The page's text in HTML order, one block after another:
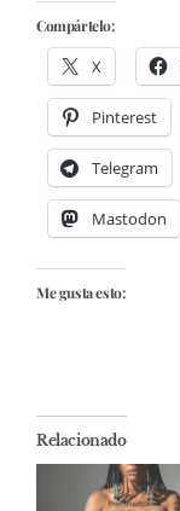
Compártelo:
X
Pinterest
Telegram
Mastodon
Me gusta esto:
Relacionado